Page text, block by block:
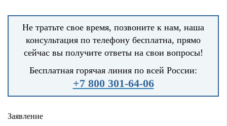
Не тратьте свое время, позвоните к нам, наша
консультация по телефону бесплатна, прямо
сейчас вы получите ответы на свои вопросы!
Бесплатная горячая линия по всей России:
+7 800 301-64-06
Заявление